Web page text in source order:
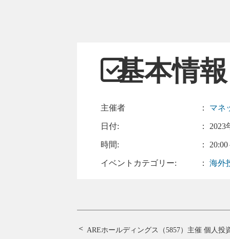
基本情報
主催者 ： マネ
日付: ： 2023
時間: ：
イベントカテゴリー: ：海外
AREホールディングス（5857）主催 個人投